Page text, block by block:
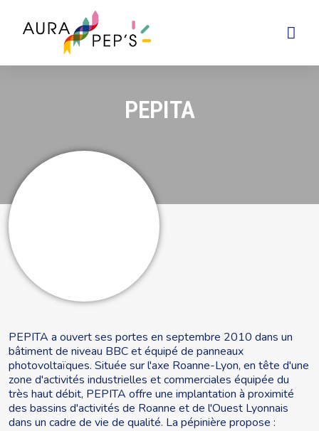
PEPITA
PEPITA a ouvert ses portes en septembre 2010 dans un
bâtiment de niveau BBC et équipé de panneaux
photovoltaïques. Située sur l'axe Roanne-Lyon, en tête d'une
zone d'activités industrielles et commerciales équipée du
très haut débit, PEPITA offre une implantation à proximité
des bassins d'activités de Roanne et de l'Ouest Lyonnais
dans un cadre de vie de qualité. La pépinière propose :